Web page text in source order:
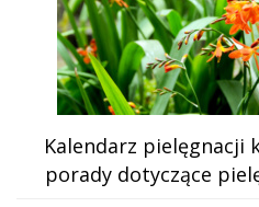
Kalendarz pielęgnacji
porady dotyczące